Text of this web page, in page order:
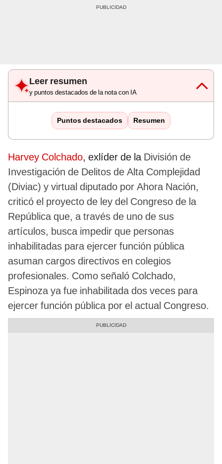
Leer resumen
y puntos destacados de la nota con IA
Puntos destacados Resumen
Harvey Colchado, exlíder de la División de
Investigación de Delitos de Alta Complejidad
(Diviac) y virtual diputado por Ahora Nación,
criticó el proyecto de ley del Congreso de la
República que, a través de uno de sus
artículos, busca impedir que personas
inhabilitadas para ejercer función pública
asuman cargos directivos en colegios
profesionales. Como señaló Colchado,
Espinoza ya fue inhabilitada dos veces para
ejercer función pública por el actual Congreso.